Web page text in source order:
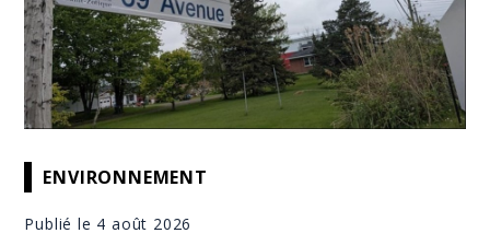
ENVIRONNEMENT
Publié le 4 août 2026